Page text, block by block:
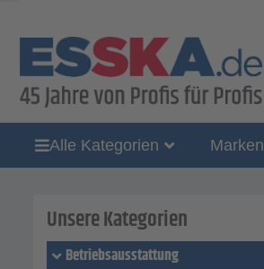
Alle Kategorien Marken
Unsere Kategorien
Betriebsausstattung